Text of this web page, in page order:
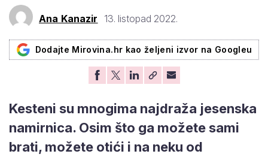
Ana Kanazir 13. listopad 2022.
Dodajte Mirovina.hr kao željeni izvor na Googleu
Kesteni su mnogima najdraža jesenska
namirnica. Osim što ga možete sami
brati, možete otići i na neku od